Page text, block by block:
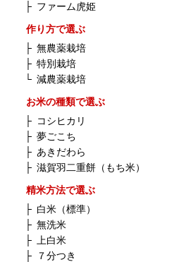
├ ファーム虎姫
作り方で選ぶ
├ 無農薬栽培
├ 特別栽培
└ 減農薬栽培
お米の種類で選ぶ
├ コシヒカリ
├ 夢ごこち
├ あきだわら
├ 滋賀羽二重餅（もち米）
精米方法で選ぶ
├ 白米（標準）
├ 無洗米
├
上白米
├
７分つき